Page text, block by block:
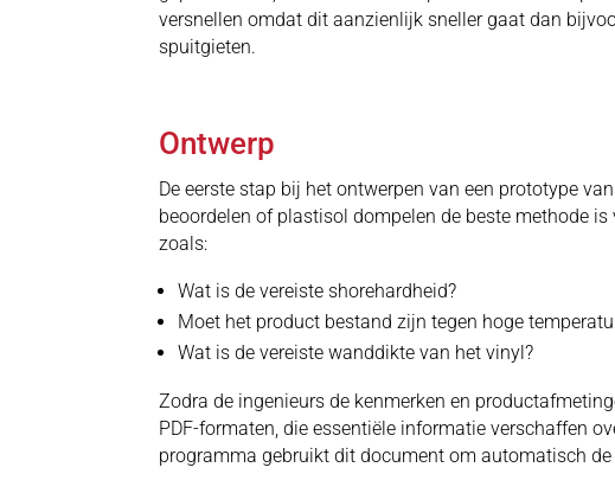
versnellen omdat dit aanzienlijk sneller gaat dan
spuitgieten.
Ontwerp
De eerste stap bij het ontwerpen van een prototype
beoordelen of plastisol dompelen de beste methode
zoals:
Wat is de vereiste shorehardheid?
Moet het product bestand zijn tegen hoge
Wat is de vereiste wanddikte van het vinyl?
Zodra de ingenieurs de kenmerken en
PDF-formaten, die essentiële informatie verschaffen
programma gebruikt dit document om automatisch